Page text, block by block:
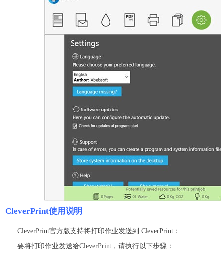
CleverPrint使用说明
CleverPrint官方版支持将打印作业发送到 CleverPrint：
要将打印作业发送给CleverPrint，请执行以下步骤：